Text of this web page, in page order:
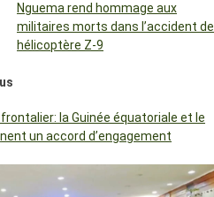
Nguema rend hommage aux
militaires morts dans l’accident de
hélicoptère Z-9
la Guinée équatoriale et le
un accord d’engagement